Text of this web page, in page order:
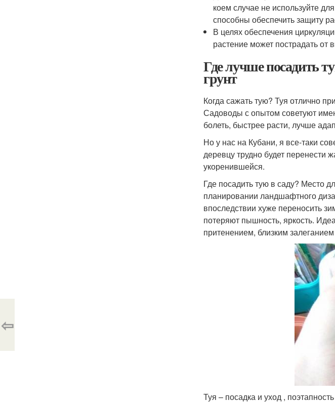
коем случае не используйте
способны обеспечить защиту
В целях обеспечения
растение может пострадать от
Где лучше посадить
грунт
Когда сажать тую? Туя отлично
Садоводы с опытом советуют
болеть, быстрее расти, лучше
Но у нас на Кубани, я все-таки
деревцу трудно будет перенести
укоренившейся.
Где посадить тую в саду? Место
планировании ландшафтного
впоследствии хуже переносить
потеряют пышность, яркость.
притенением, близким
Туя – посадка и уход ,
⇦